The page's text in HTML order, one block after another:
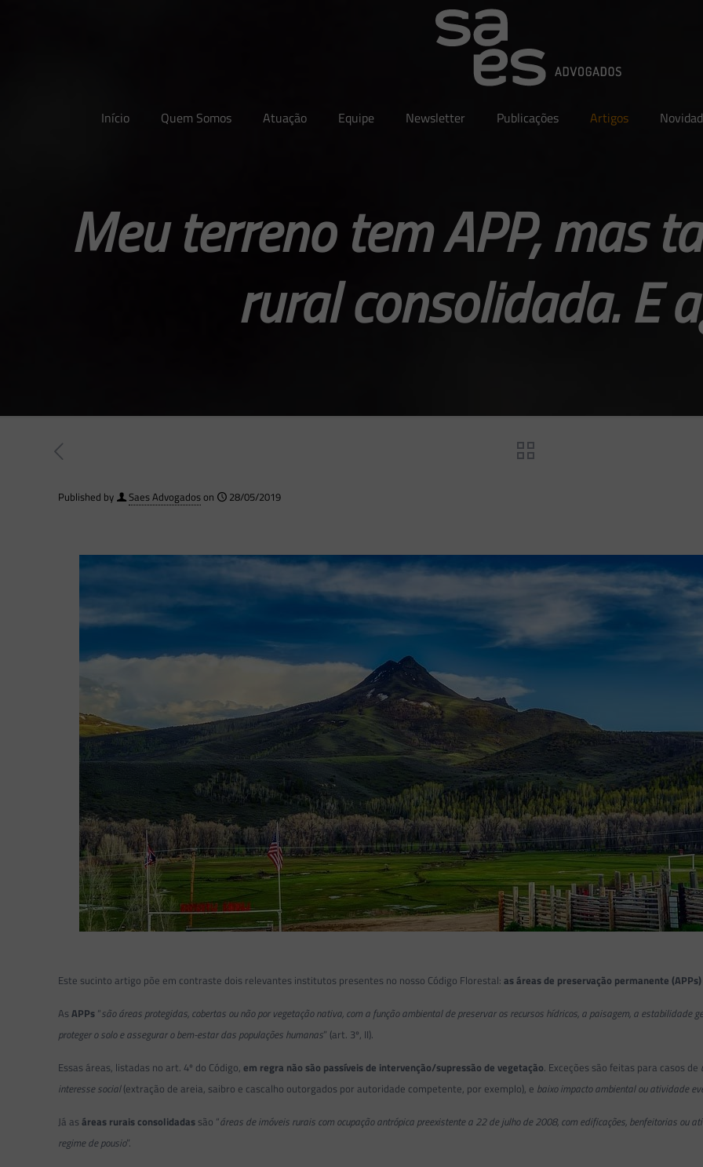
Início Quem Somos Atuação Equipe Newsletter Publicações Artigos
Meu terreno tem APP, mas
rural consolidada. E
Published by Saes Advogadoson 28/05/2019
Este sucinto artigo põe em contraste dois relevantes institutos presentes no nosso Código Florestal:as áreas de preservação permanente (APPs)
AsAPPs “são áreas protegidas, cobertas ou não por vegetação nativa, com a função ambiental de preservar os recursos hídricos, a paisagem, a estabilidade
proteger o solo e assegurar o bem-estar das populações humanas” (art. 3º, II).
Essas áreas, listadas no art. 4º do Código,em regra não são passíveis de intervenção/supressão de vegetação. Exceções são feitas para casos de
interesse social(extração de areia, saibro e cascalho outorgados por autoridade competente, por exemplo), e baixo impacto ambiental ou atividade
Já asáreas rurais consolidadas são “áreas de imóveis rurais com ocupação antrópica preexistente a 22 de julho de 2008, com edificações, benfeitorias
regime de pousio”.